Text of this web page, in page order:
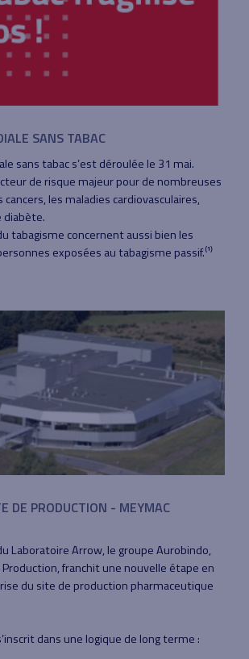
SANS TABAC
sans tabac s’est déroulée le 31 mai.
de risque majeur pour de nombreuses
les maladies cardiovasculaires,
tabagisme concernent aussi bien les
exposées au tabagisme passif.⁽¹⁾
DE PRODUCTION - MEYMAC
Laboratoire Arrow, le groupe Aurobindo,
franchit une nouvelle étape en
du site de production pharmaceutique
dans une logique de long terme :